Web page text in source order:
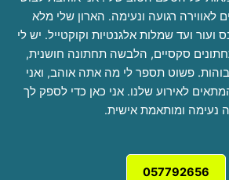
לאווירה רגועה ונעימה. הארון שלי מלא
ועור ועד שמלות אלגנטיות וקוקטייל. יש לי
סקסיים, הלבשה תחתונה חושנית,
פשוט תספר לי מה אתה אוהב, ואני
לאירוע שלנו. אני כאן כדי לספק לך
נעימה ומותאמת אישית.
057792656